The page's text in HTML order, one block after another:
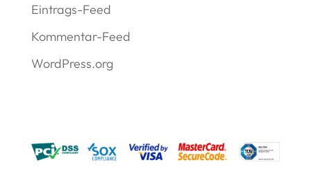
Eintrags-Feed
Kommentar-Feed
WordPress.org